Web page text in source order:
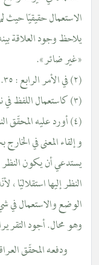
الاستعمال حقيقيّا
يلاحظ وجود العلاقة
«غير ضائر».
(٢) في الأمر الرابع : ٣٥.
(٣) كاستعمال اللفظ في نوعه أو مثله.
(٤) أورد عليه المحقّق
وإلقاء المعنى في
يستدعي أن يكون النظر
النظر إليها استقلاليّا
الوضع والاستعمال في
وهو محال. أجود التقريرات
ودفعه المحقّق